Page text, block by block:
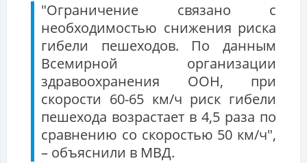
"Ограничение связано с
необходимостью снижения риска
гибели пешеходов. По данным
Всемирной организации
здравоохранения ООН, при
скорости 60-65 км/ч риск гибели
пешехода возрастает в 4,5 раза по
сравнению со скоростью 50 км/ч",
– объяснили в МВД.